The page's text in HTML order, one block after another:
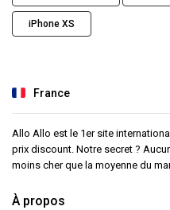
iPhone XS
France
Allo Allo est le 1er site
prix discount. Notre secret ?
moins cher que la moyenne du
À propos